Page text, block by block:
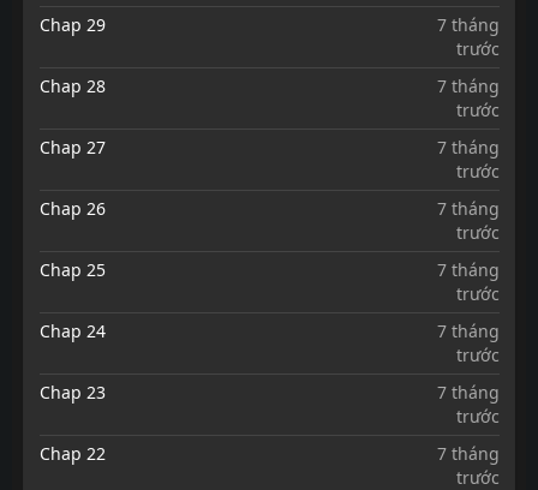
Chap 29
7 tháng
trước
Chap 28
7 tháng
trước
Chap 27
7 tháng
trước
Chap 26
7 tháng
trước
Chap 25
7 tháng
trước
Chap 24
7 tháng
trước
Chap 23
7 tháng
trước
Chap 22
7 tháng
trước